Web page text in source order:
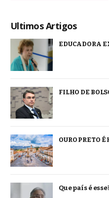
Ultimos Artigos
EDUCADORA
FILHO DE
OURO PRETO
Que país é